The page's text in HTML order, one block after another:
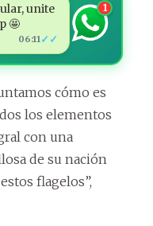
unite
🤩
06:11 ✓✓
1
cómo es
los elementos
con una
de su nación
flagelos”,